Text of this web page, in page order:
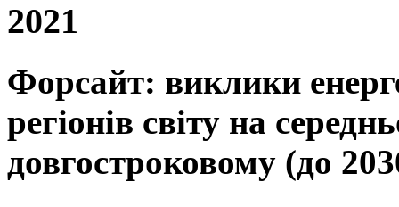
2021
Форсайт: виклики
регіонів світу на
довгостроковому (до